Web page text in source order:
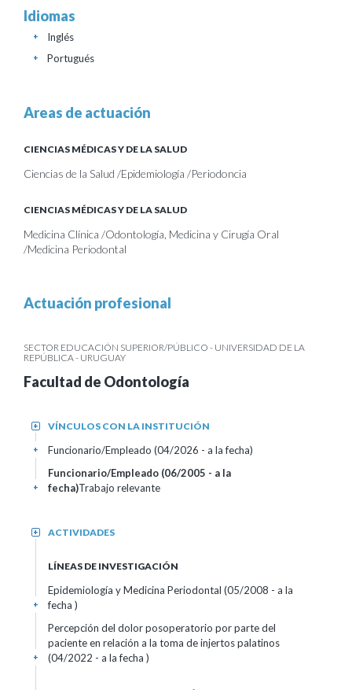
Idiomas
Inglés
+
Portugués
+
Areas de actuación
CIENCIAS MÉDICAS Y DE LA SALUD
Ciencias de la Salud /Epidemiología /Periodoncia
CIENCIAS MÉDICAS Y DE LA SALUD
Medicina Clínica /Odontología, Medicina y Cirugía Oral
/Medicina Periodontal
Actuación profesional
SECTOR EDUCACIÓN SUPERIOR/PÚBLICO - UNIVERSIDAD DE LA
REPÚBLICA - URUGUAY
Facultad de Odontología
VÍNCULOS CON LA INSTITUCIÓN
+
Funcionario/Empleado (04/2026 - a la fecha)
+
Funcionario/Empleado (06/2005 - a la
fecha)Trabajo relevante
+
ACTIVIDADES
+
LÍNEAS DE INVESTIGACIÓN
Epidemiología y Medicina Periodontal (05/2008 - a la
fecha )
+
Percepción del dolor posoperatorio por parte del
paciente en relación a la toma de injertos palatinos
(04/2022 - a la fecha )
+